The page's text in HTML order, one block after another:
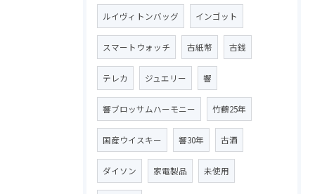
ルイヴィトンバッグ インゴット
スマートウォッチ 古紙幣 古銭
テレカ ジュエリー 響
響ブロッサムハーモニー 竹鶴25年
国産ウイスキー 響30年 古酒
ダイソン 家電製品 未使用